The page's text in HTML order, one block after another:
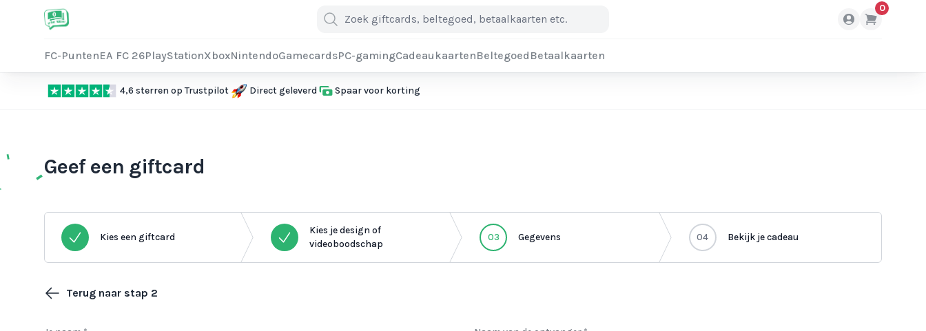
0
FC-PuntenEA FC 26PlayStationXboxNintendoGamecardsPC-gamingCadeaukaartenBeltegoed Betaalkaarten
4,6 sterren op Trustpilot Direct geleverd Spaar voor korting
Geef een giftcard
Kies een giftcard
Kies je design of
videoboodschap
03 Gegevens 04 Bekijk je cadeau
Terug naar stap 2